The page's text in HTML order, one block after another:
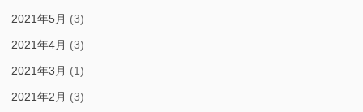
2021年5月 (3)
2021年4月 (3)
2021年3月 (1)
2021年2月 (3)